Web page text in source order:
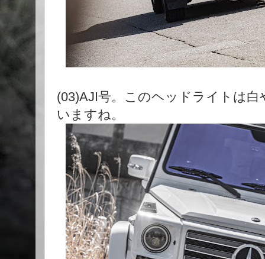
(03)AJI号。このヘッドライトは
いますね。